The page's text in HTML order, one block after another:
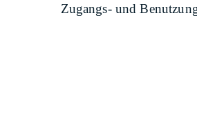
Zugangs- und